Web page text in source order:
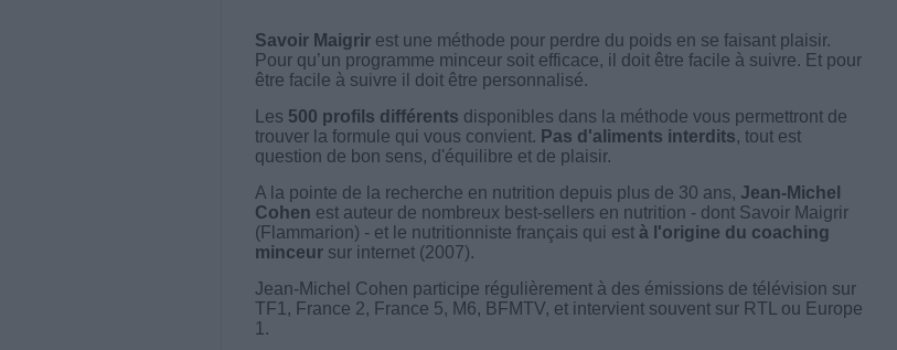
Savoir Maigrirest une méthode pour perdre du poids en se faisant plaisir.
Pour qu’un programme minceur soit efficace, il doit être facile à suivre. Et pour
être facile à suivre il doit être personnalisé.
Les 500 profils différents disponibles dans la méthode vous permettront de
trouver la formule qui vous convient. Pas d'aliments interdits, tout est
question de bon sens, d'équilibre et de plaisir.
A la pointe de la recherche en nutrition depuis plus de 30 ans, Jean-Michel
Cohen est auteur de nombreux best-sellers en nutrition - dont Savoir Maigrir
(Flammarion) - et le nutritionniste français qui est à l'origine du coaching
minceursur internet (2007).
Jean-Michel Cohen participe régulièrement à des émissions de télévision sur
TF1, France 2, France 5, M6, BFMTV, et intervient souvent sur RTL ou Europe
1.